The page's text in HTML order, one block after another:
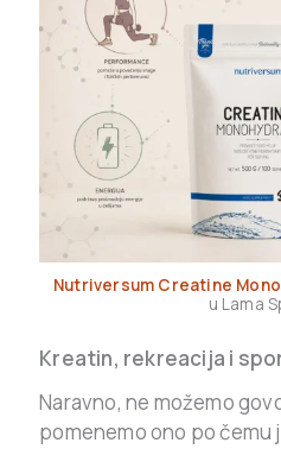
Nutriversum Creatine
u Lama
Kreatin, rekreacija i
Naravno, ne možemo
pomenemo ono po